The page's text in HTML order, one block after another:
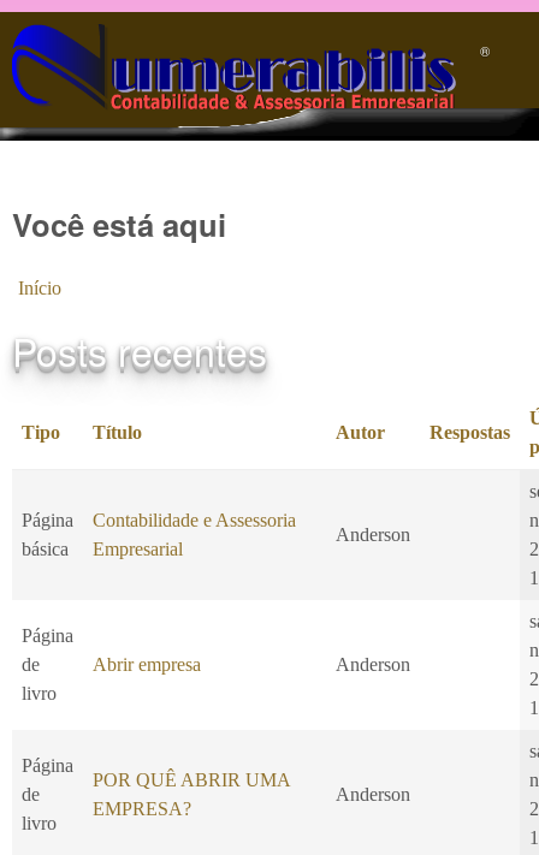
Pular para o conteúdo principal
®️
Você está aqui
Início
Posts recentes
Tipo Título Autor Respostas
Página
básica
Contabilidade e Assessoria
Empresarial
Anderson
Página
de
livro
Abrir empresa Anderson
Página
de
livro
POR QUÊ ABRIR UMA
EMPRESA?
Anderson